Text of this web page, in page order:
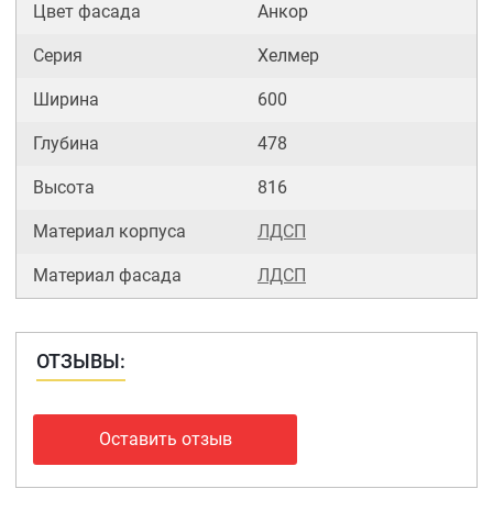
Цвет фасада Анкор
Серия Хелмер
Ширина 600
Глубина 478
Высота 816
Материал корпуса ЛДСП
Материал фасада ЛДСП
ОТЗЫВЫ:
Оставить отзыв